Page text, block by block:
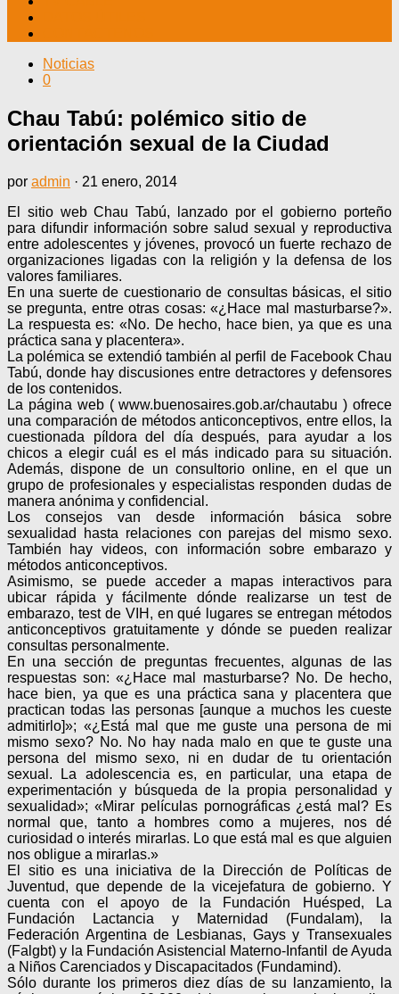
Noticias
0
Chau Tabú: polémico sitio de
orientación sexual de la Ciudad
por admin · 21 enero, 2014
El sitio web Chau Tabú, lanzado por el gobierno porteño
para difundir información sobre salud sexual y reproductiva
entre adolescentes y jóvenes, provocó un fuerte rechazo de
organizaciones ligadas con la religión y la defensa de los
valores familiares.
En una suerte de cuestionario de consultas básicas, el sitio
se pregunta, entre otras cosas: «¿Hace mal masturbarse?».
La respuesta es: «No. De hecho, hace bien, ya que es una
práctica sana y placentera».
La polémica se extendió también al perfil de Facebook Chau
Tabú, donde hay discusiones entre detractores y defensores
de los contenidos.
La página web ( www.buenosaires.gob.ar/chautabu ) ofrece
una comparación de métodos anticonceptivos, entre ellos, la
cuestionada píldora del día después, para ayudar a los
chicos a elegir cuál es el más indicado para su situación.
Además, dispone de un consultorio online, en el que un
grupo de profesionales y especialistas responden dudas de
manera anónima y confidencial.
Los consejos van desde información básica sobre
sexualidad hasta relaciones con parejas del mismo sexo.
También hay videos, con información sobre embarazo y
métodos anticonceptivos.
Asimismo, se puede acceder a mapas interactivos para
ubicar rápida y fácilmente dónde realizarse un test de
embarazo, test de VIH, en qué lugares se entregan métodos
anticonceptivos gratuitamente y dónde se pueden realizar
consultas personalmente.
En una sección de preguntas frecuentes, algunas de las
respuestas son: «¿Hace mal masturbarse? No. De hecho,
hace bien, ya que es una práctica sana y placentera que
practican todas las personas [aunque a muchos les cueste
admitirlo]»; «¿Está mal que me guste una persona de mi
mismo sexo? No. No hay nada malo en que te guste una
persona del mismo sexo, ni en dudar de tu orientación
sexual. La adolescencia es, en particular, una etapa de
experimentación y búsqueda de la propia personalidad y
sexualidad»; «Mirar películas pornográficas ¿está mal? Es
normal que, tanto a hombres como a mujeres, nos dé
curiosidad o interés mirarlas. Lo que está mal es que alguien
nos obligue a mirarlas.»
El sitio es una iniciativa de la Dirección de Políticas de
Juventud, que depende de la vicejefatura de gobierno. Y
cuenta con el apoyo de la Fundación Huésped, La
Fundación Lactancia y Maternidad (Fundalam), la
Federación Argentina de Lesbianas, Gays y Transexuales
(Falgbt) y la Fundación Asistencial Materno-Infantil de Ayuda
a Niños Carenciados y Discapacitados (Fundamind).
Sólo durante los primeros diez días de su lanzamiento, la